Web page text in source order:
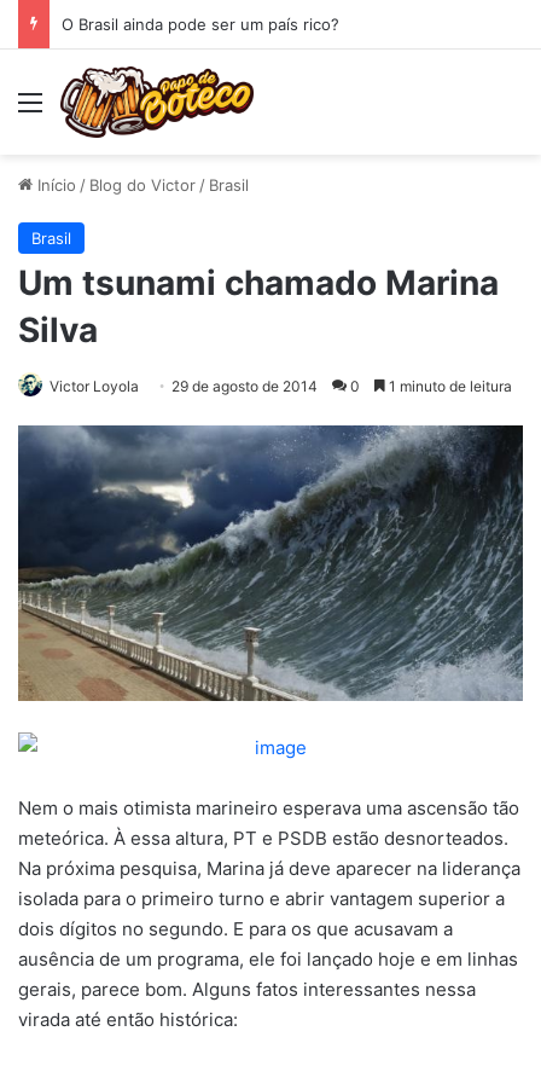
O Brasil ainda pode ser um país rico?
Menu
Início / Blog do Victor / Brasil
Brasil
Um tsunami chamado Marina
Silva
Victor Loyola 29 de agosto de 2014 0 1 minuto de leitura
Nem o mais otimista marineiro esperava uma ascensão tão
meteórica. À essa altura, PT e PSDB estão desnorteados.
Na próxima pesquisa, Marina já deve aparecer na liderança
isolada para o primeiro turno e abrir vantagem superior a
dois dígitos no segundo. E para os que acusavam a
ausência de um programa, ele foi lançado hoje e em linhas
gerais, parece bom. Alguns fatos interessantes nessa
virada até então histórica: